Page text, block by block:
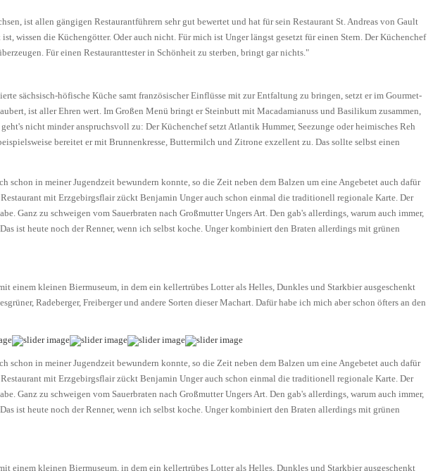
ist allen gängigen Restaurantführern sehr gut bewertet und hat für sein Restaurant St. Andreas von Gault
wissen die Küchengötter. Oder auch nicht. Für mich ist Unger längst gesetzt für einen Stern. Der Küchenchef
Für einen Restauranttester in Schönheit zu sterben, bringt gar nichts."
sächsisch-höfische Küche samt französischer Einflüsse mit zur Entfaltung zu bringen, setzt er im Gourmet-
ist aller Ehren wert. Im Großen Menü bringt er Steinbutt mit Macadamianuss und Basilikum zusammen,
nicht minder anspruchsvoll zu: Der Küchenchef setzt Atlantik Hummer, Seezunge oder heimisches Reh
bereitet er mit Brunnenkresse, Buttermilch und Zitrone exzellent zu. Das sollte selbst einen
in meiner Jugendzeit bewundern konnte, so die Zeit neben dem Balzen um eine Angebetet auch dafür
mit Erzgebirgsflair zückt Benjamin Unger auch schon einmal die traditionell regionale Karte. Der
Ganz zu schweigen vom Sauerbraten nach Großmutter Ungers Art. Den gab's allerdings, warum auch immer,
ist heute noch der Renner, wenn ich selbst koche. Unger kombiniert den Braten allerdings mit grünen
einem kleinen Biermuseum, in dem ein kellertrübes Lotter als Helles, Dunkles und Starkbier ausgeschenkt
Radeberger, Freiberger und andere Sorten dieser Machart. Dafür habe ich mich aber schon öfters an den
in meiner Jugendzeit bewundern konnte, so die Zeit neben dem Balzen um eine Angebetet auch dafür
mit Erzgebirgsflair zückt Benjamin Unger auch schon einmal die traditionell regionale Karte. Der
Ganz zu schweigen vom Sauerbraten nach Großmutter Ungers Art. Den gab's allerdings, warum auch immer,
ist heute noch der Renner, wenn ich selbst koche. Unger kombiniert den Braten allerdings mit grünen
einem kleinen Biermuseum, in dem ein kellertrübes Lotter als Helles, Dunkles und Starkbier ausgeschenkt